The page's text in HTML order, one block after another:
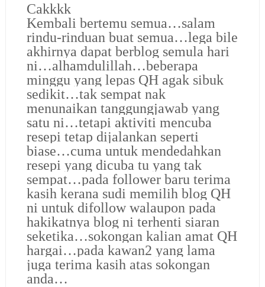
Cakkkk
Kembali bertemu semua…salam
rindu-rinduan buat semua…lega bile
akhirnya dapat berblog semula hari
ni…alhamdulillah…beberapa
minggu yang lepas QH agak sibuk
sedikit…tak sempat nak
menunaikan tanggungjawab yang
satu ni…tetapi aktiviti mencuba
resepi tetap dijalankan seperti
biase…cuma untuk mendedahkan
resepi yang dicuba tu yang tak
sempat…pada follower baru terima
kasih kerana sudi memilih blog QH
ni untuk difollow walaupon pada
hakikatnya blog ni terhenti siaran
seketika…sokongan kalian amat QH
hargai…pada kawan2 yang lama
juga terima kasih atas sokongan
anda…